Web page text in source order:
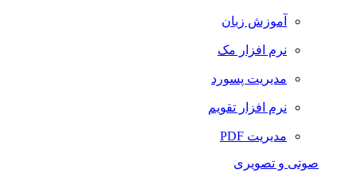
آموزش زبان
نرم افزار مک
مدیریت پسورد
نرم افزار تقویم
مدیریت PDF
صوتی و تصویری